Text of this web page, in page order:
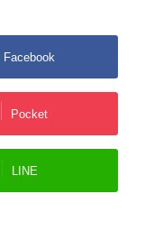
Facebook
Pocket
LINE